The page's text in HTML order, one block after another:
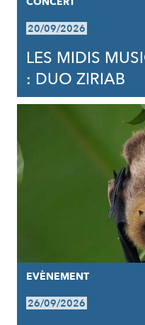
20/09/2026
LES MIDIS
: DUO ZIRIAB
EVÈNEMENT
26/09/2026